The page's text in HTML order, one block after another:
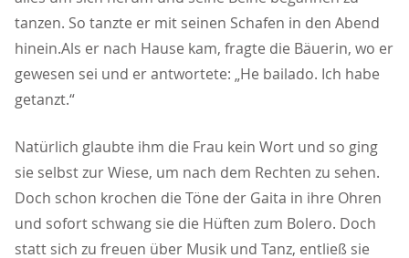
tanzen. So tanzte er mit seinen Schafen in den Abend
hinein.Als er nach Hause kam, fragte die Bäuerin, wo er
gewesen sei und er antwortete: „He bailado. Ich habe
getanzt.“
Natürlich glaubte ihm die Frau kein Wort und so ging
sie selbst zur Wiese, um nach dem Rechten zu sehen.
Doch schon krochen die Töne der Gaita in ihre Ohren
und sofort schwang sie die Hüften zum Bolero. Doch
statt sich zu freuen über Musik und Tanz, entließ sie